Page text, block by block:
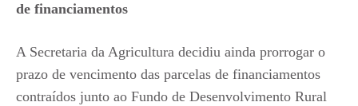
de financiamentos
A Secretaria da Agricultura decidiu ainda prorrogar o
prazo de vencimento das parcelas de financiamentos
contraídos junto ao Fundo de Desenvolvimento Rural